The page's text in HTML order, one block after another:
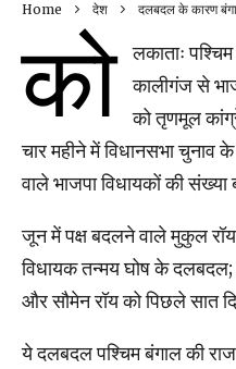
Home देश दलबदल के कारण
को
लकाताः
कालीगंज से
को तृणमूल
चार महीने में विधानसभा चुनाव
वाले भाजपा विधायकों की
जून में पक्ष बदलने वाले मुकुल
विधायक तन्मय घोष के दलबदल;
और सौमेन रॉय को पिछले सात
ये दलबदल पश्चिम बंगाल की